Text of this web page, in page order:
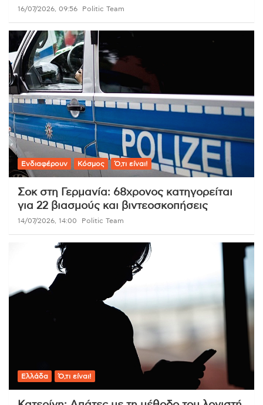
16/07/2026, 09:56 Politic Team
Ενδιαφέρουν Κόσμος Ό,τι είναι!
Σοκ στη Γερμανία: 68χρονος κατηγορείται
για 22 βιασμούς και βιντεοσκοπήσεις
14/07/2026, 14:00 Politic Team
Ελλάδα Ό,τι είναι!